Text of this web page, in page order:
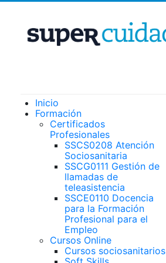
Inicio
Formación
Certificados
Profesionales
SSCS0208 Atención
Sociosanitaria
SSCG0111 Gestión de
llamadas de
teleasistencia
SSCE0110 Docencia
para la Formación
Profesional para el
Empleo
Cursos Online
Cursos sociosanitarios